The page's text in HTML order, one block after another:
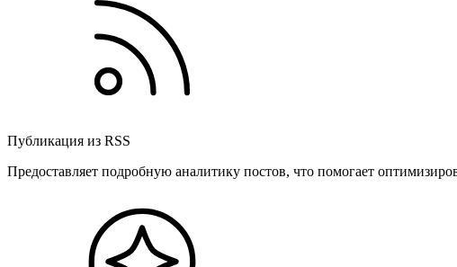
Публикация из RSS
Предоставляет подробную аналитику постов, что помогает